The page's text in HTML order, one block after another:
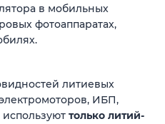
в мобильных
фотоаппаратах,
литиевых
ИБП,
только литий-